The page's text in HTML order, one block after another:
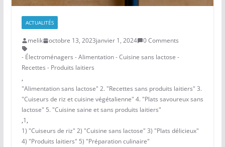
ACTUALITÉS
melik octobre 13, 2023janvier 1, 2024
0 Comments
- Électroménagers - Alimentation - Cuisine sans lactose -
Recettes - Produits laitiers
,
"Alimentation sans lactose" 2. "Recettes sans produits laitiers" 3.
"Cuiseurs de riz et cuisine végétalienne" 4. "Plats savoureux sans
lactose" 5. "Cuisine saine et sans produits laitiers"
,1,
1) "Cuiseurs de riz" 2) "Cuisine sans lactose" 3) "Plats délicieux"
4) "Produits laitiers" 5) "Préparation culinaire"